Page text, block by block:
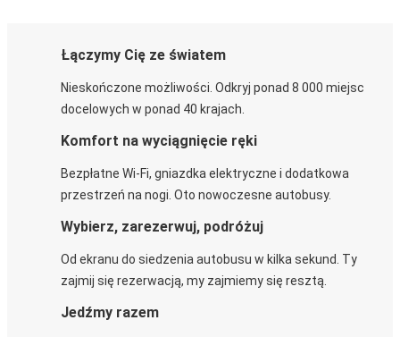
Łączymy Cię ze światem
Nieskończone możliwości. Odkryj ponad 8 000 miejsc
docelowych w ponad 40 krajach.
Komfort na wyciągnięcie ręki
Bezpłatne Wi-Fi, gniazdka elektryczne i dodatkowa
przestrzeń na nogi. Oto nowoczesne autobusy.
Wybierz, zarezerwuj, podróżuj
Od ekranu do siedzenia autobusu w kilka sekund. Ty
zajmij się rezerwacją, my zajmiemy się resztą.
Jedźmy razem